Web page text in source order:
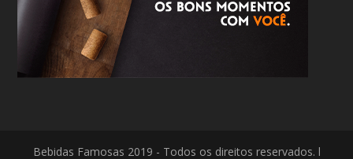
Bebidas Famosas 2019 - Todos os direitos reservados. l